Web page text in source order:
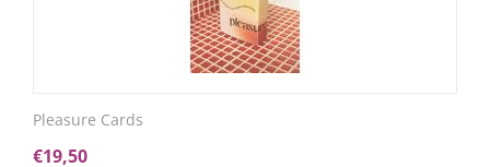
Pleasure Cards
€19,50